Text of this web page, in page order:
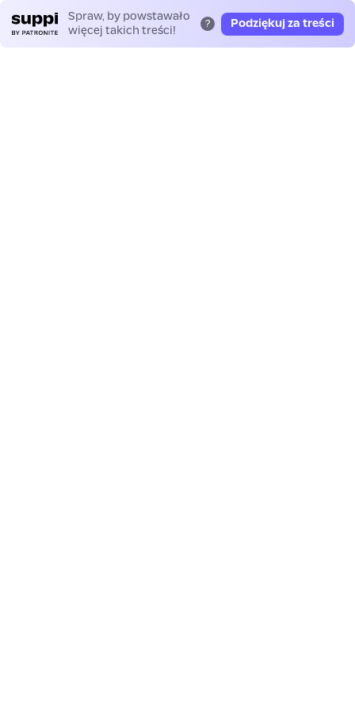
Spraw, by powstawało
więcej takich treści!
? Podziękuj za treści